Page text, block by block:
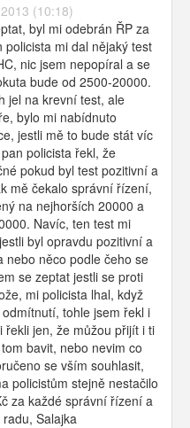
(10:18)
byl mi odebrán ŘP za
policista mi dal nějaký test
nic jsem nepopíral a se
bude od 2500-20000.
jel na krevní test, ale
bylo mi nabídnuto
jestli mě to bude stát víc
policista řekl, že
pokud byl test pozitivní a
mě čekalo správní řízení,
na nejhorších 20000 a
Navíc, ten test mi
byl opravdu pozitivní a
nebo něco podle čeho se
se zeptat jestli se proti
mi policista lhal, když
tohle jsem řekl i
jen, že můžou přijít i ti
bavit, nebo nevim co
se vším souhlasit,
policistům stejně nestačilo
za každé správní řízení a
Salajka